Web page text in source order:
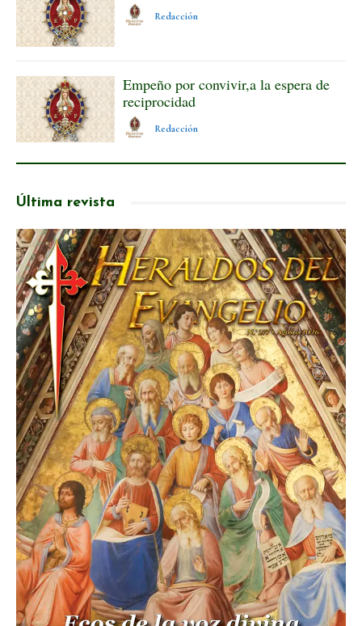
Redacción
Empeño por convivir,a la espera de
reciprocidad
Redacción
Última revista